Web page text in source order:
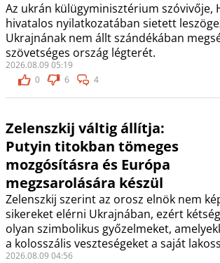
Az ukrán külügyminisztérium szóvivője,
hivatalos nyilatkozatában sietett
Ukrajnának nem állt szándékában
szövetséges ország légterét.
2026.08.09 05:19
0
6 4
Zelenszkij váltig állítja:
Putyin titokban tömeges
mozgósításra és Európa
megzsarolására készül
Zelenszkij szerint az orosz elnök nem
sikereket elérni Ukrajnában, ezért
olyan szimbolikus győzelmeket,
a kolosszális veszteségeket a saját
2026.08.09 04:56